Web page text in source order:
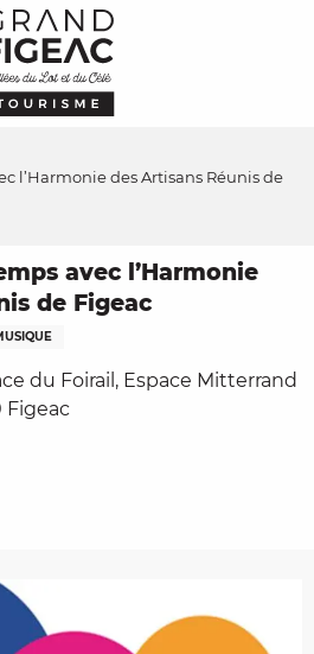
l’Harmonie des Artisans Réunis de
avec l’Harmonie
de Figeac
du Foirail, Espace Mitterrand
Figeac
favoris